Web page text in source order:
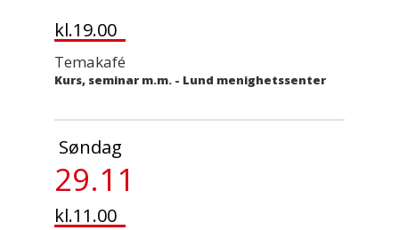
kl.19.00
Temakafé
Kurs, seminar m.m. - Lund menighetssenter
Søndag
29.11
kl.11.00